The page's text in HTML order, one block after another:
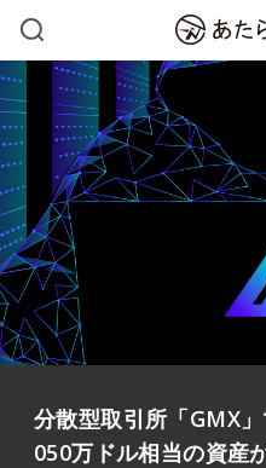
分散型取引所「GMX
050万ドル相当の資産